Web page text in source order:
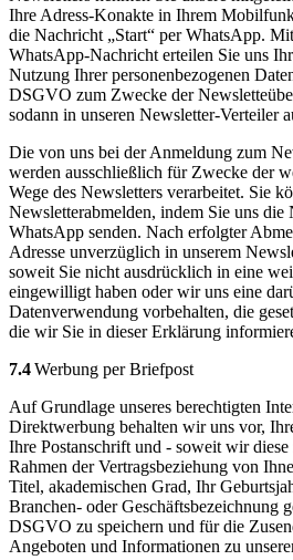
Ihre Adress-Konakte in Ihrem
die Nachricht „Start“ per WhatsApp.
WhatsApp-Nachricht erteilen Sie uns
Nutzung Ihrer personenbezogenen
DSGVO zum Zwecke der
sodann in unseren Newsletter-Verteiler
Die von uns bei der Anmeldung zum
werden ausschließlich für Zwecke der
Wege des Newsletters verarbeitet. Sie
Newsletterabmelden, indem Sie uns die
WhatsApp senden. Nach erfolgter
Adresse unverzüglich in unserem
soweit Sie nicht ausdrücklich in eine
eingewilligt haben oder wir uns eine
Datenverwendung vorbehalten, die
die wir Sie in dieser Erklärung
7.4Werbung per Briefpost
Auf Grundlage unseres berechtigten
Direktwerbung behalten wir uns vor,
Ihre Postanschrift und - soweit wir
Rahmen der Vertragsbeziehung von
Titel, akademischen Grad, Ihr
Branchen- oder Geschäftsbezeichnung
DSGVO zu speichern und für die
Angeboten und Informationen zu